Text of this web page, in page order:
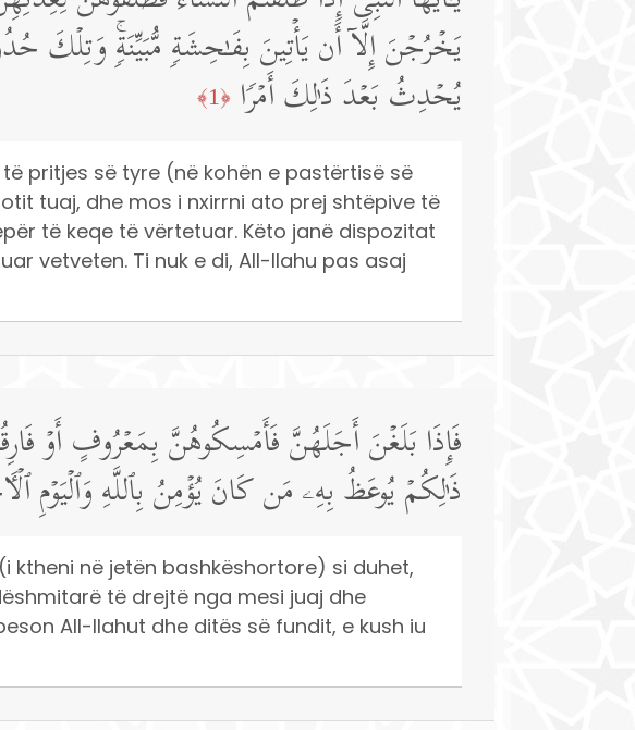
یَخۡرُجۡنَ إِلَّاۤ أَن یَأۡتِینَ بِفَـٰحِشَةࣲ مُّبَیِّنَةࣲۚ وَتِلۡكَ
یُحۡدِثُ بَعۡدَ ذَ ٰ⁠لِكَ أَمۡرࣰا ﴿1﴾
pritjes së tyre (në kohën e pastërtisë së
tuaj, dhe mos i nxirrni ato prej shtëpive të
të keqe të vërtetuar. Këto janë dispozitat
vetveten. Ti nuk e di, All-llahu pas asaj
فَإِذَا بَلَغۡنَ أَجَلَهُنَّ فَأَمۡسِكُوهُنَّ بِمَعۡرُوفٍ أَوۡ
ذَ ٰ⁠لِكُمۡ یُوعَظُ بِهِۦ مَن كَانَ یُؤۡمِنُ بِٱللَّهِ وَٱلۡیَوۡمِ
ktheni në jetën bashkëshortore) si duhet,
të drejtë nga mesi juaj dhe
All-llahut dhe ditës së fundit, e kush iu